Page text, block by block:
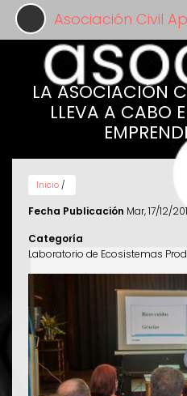
Pasar
contenido
Asociación Civil
LA ASOCIACIÓN
LLEVA A CABO
Inicio /
Fecha Publicación Mar, 17/12/
Categoría
Laboratorio de Ecosistemas